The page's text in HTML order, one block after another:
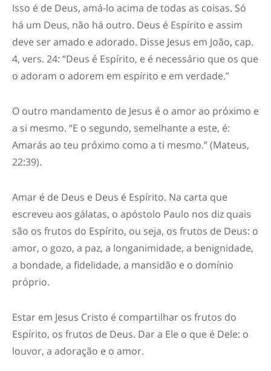
Isso é de Deus, amá-lo acima de todas as coisas. Só
há um Deus, não há outro. Deus é Espírito e assim
deve ser amado e adorado. Disse Jesus em João, cap.
4, vers. 24: “Deus é Espírito, e é necessário que os que
o adoram o adorem em espírito e em verdade.”
O outro mandamento de Jesus é o amor ao próximo e
a si mesmo. “E o segundo, semelhante a este, é:
Amarás ao teu próximo como a ti mesmo.” (Mateus,
22:39).
Amar é de Deus e Deus é Espírito. Na carta que
escreveu aos gálatas, o apóstolo Paulo nos diz quais
são os frutos do Espírito, ou seja, os frutos de Deus: o
amor, o gozo, a paz, a longanimidade, a benignidade,
a bondade, a fidelidade, a mansidão e o domínio
próprio.
Estar em Jesus Cristo é compartilhar os frutos do
Espírito, os frutos de Deus. Dar a Ele o que é Dele: o
louvor, a adoração e o amor.